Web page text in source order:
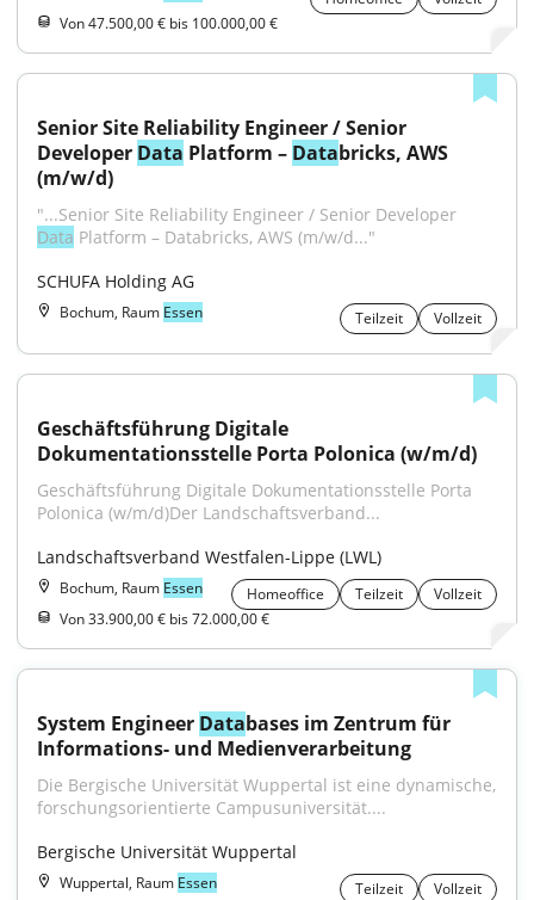
Von 47.500,00 € bis 100.000,00 €
Senior Site Reliability Engineer / Senior
Developer Data Platform – Databricks, AWS
(m/w/d)
Data Platform – Databricks, AWS (m/w/d..."
SCHUFA Holding AG
Bochum, Raum Essen Teilzeit Vollzeit
Geschäftsführung Digitale
Dokumentationsstelle Porta Polonica (w/m/d)
Geschäftsführung Digitale Dokumentationsstelle Porta
Polonica (w/m/d)Der Landschaftsverband...
Landschaftsverband Westfalen-Lippe (LWL)
Bochum, Raum Essen Homeoffice Teilzeit
Vollzeit
Von 33.900,00 € bis 72.000,00 €
System Engineer Databases im Zentrum für
Informations- und Medienverarbeitung
Die Bergische Universität Wuppertal ist eine dynamische,
forschungsorientierte Campusuniversität....
Bergische Universität Wuppertal
Wuppertal, Raum Essen Teilzeit Vollzeit